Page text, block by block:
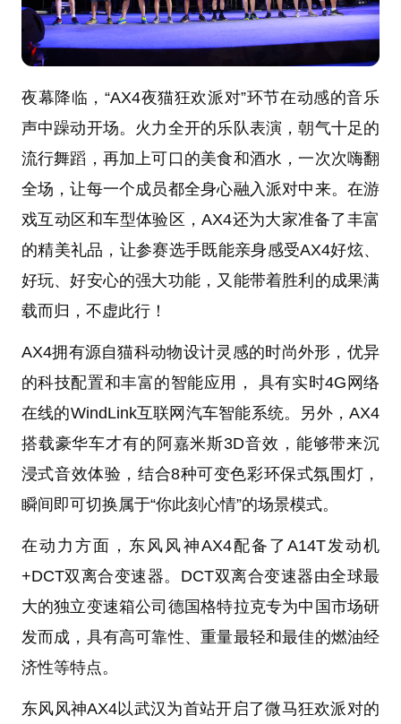
夜幕降临，“AX4夜猫狂欢派对”环节在动感的音乐
声中躁动开场。火力全开的乐队表演，朝气十足的
流行舞蹈，再加上可口的美食和酒水，一次次嗨翻
全场，让每一个成员都全身心融入派对中来。在游
戏互动区和车型体验区，AX4还为大家准备了丰富
的精美礼品，让参赛选手既能亲身感受AX4好炫、
好玩、好安心的强大功能，又能带着胜利的成果满
载而归，不虚此行！
AX4拥有源自猫科动物设计灵感的时尚外形，优异
的科技配置和丰富的智能应用， 具有实时4G网络
在线的WindLink互联网汽车智能系统。另外，AX4
搭载豪华车才有的阿嘉米斯3D音效，能够带来沉
浸式音效体验，结合8种可变色彩环保式氛围灯，
瞬间即可切换属于“你此刻心情”的场景模式。
在动力方面，东风风神AX4配备了A14T发动机
+DCT双离合变速器。DCT双离合变速器由全球最
大的独立变速箱公司德国格特拉克专为中国市场研
发而成，具有高可靠性、重量最轻和最佳的燃油经
济性等特点。
东风风神AX4以武汉为首站开启了微马狂欢派对的